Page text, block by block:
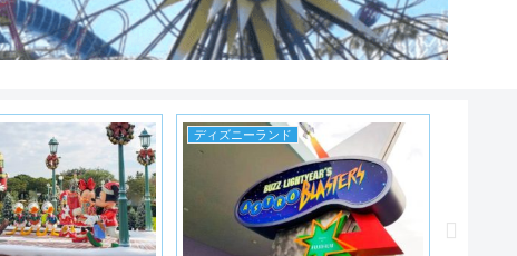
ディズニーランド